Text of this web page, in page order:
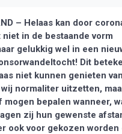
– Helaas kan door
in de bestaande vorm
gelukkig wel in een
Dit
niet kunnen genieten
normaliter uitzetten,
mogen bepalen wanneer,
zij hun gewenste
ook voor gekozen worden